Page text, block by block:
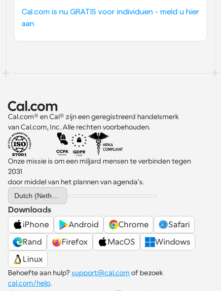
Cal.com is nu GRATIS voor individuen - meld u hier
aan
Cal.com® en Cal® zijn een geregistreerd handelsmerk
van Cal.com, Inc. Alle rechten voorbehouden.
Onze missie is om een miljard mensen te verbinden tegen
2031
door middel van het plannen van agenda's.
Select Language
Downloads
iPhone
Android Chrome
Safari
Rand
Firefox MacOS
Windows
Linux
Behoefte aan hulp? support@cal.com
cal.com/help.